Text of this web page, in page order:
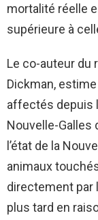
mortalité réelle
supérieure à
Le co-auteur du
Dickman,
affectés depuis
Nouvelle-Galles
l’état de la
animaux
directement par
plus tard en